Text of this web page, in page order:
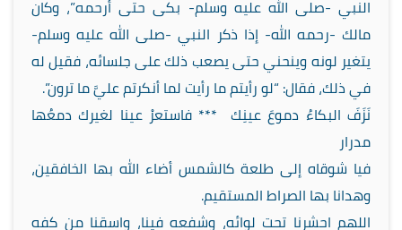
النبي -صلى الله عليه وسلم- بكى حتى أرحمه”، وكان
مالك -رحمه الله- إذا ذكر النبي -صلى الله عليه وسلم-
يتغير لونه وينحني حتى يصعب ذلك على جلسائه، فقيل له
في ذلك، فقال: “لو رأيتم ما رأيت لما أنكرتم عليَّ ما ترون”.
نَزَفَ البكاءُ دموعَ عينِك *** فاستعرْ عينا لغيرك دمعُها
مدرار
فيا شوقاه إلى طلعة كالشمس أضاء الله بها الخافقين،
وهدانا بها الصراط المستقيم.
اللهم احشرنا تحت لوائه، وشفعه فينا، واسقنا من كفه